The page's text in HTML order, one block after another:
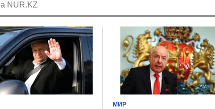
NUR.KZ
МИР